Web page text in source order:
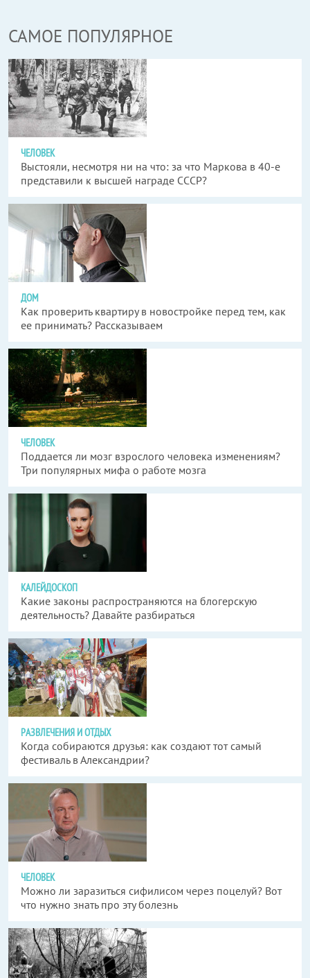
САМОЕ ПОПУЛЯРНОЕ
ЧЕЛОВЕК
Выстояли, несмотря ни на что: за что Маркова в 40-е
представили к высшей награде СССР?
ДОМ
Как проверить квартиру в новостройке перед тем, как
ее принимать? Рассказываем
ЧЕЛОВЕК
Поддается ли мозг взрослого человека изменениям?
Три популярных мифа о работе мозга
КАЛЕЙДОСКОП
Какие законы распространяются на блогерскую
деятельность? Давайте разбираться
РАЗВЛЕЧЕНИЯ И ОТДЫХ
Когда собираются друзья: как создают тот самый
фестиваль в Александрии?
ЧЕЛОВЕК
Можно ли заразиться сифилисом через поцелуй? Вот
что нужно знать про эту болезнь